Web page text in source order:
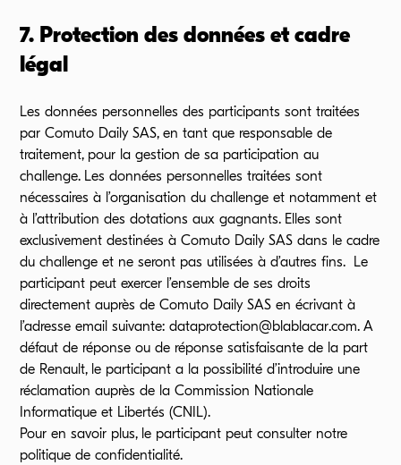
7. Protection des données et cadre
légal
Les données personnelles des participants sont traitées
par Comuto Daily SAS, en tant que responsable de
traitement, pour la gestion de sa participation au
challenge. Les données personnelles traitées sont
nécessaires à l’organisation du challenge et notamment et
à l’attribution des dotations aux gagnants. Elles sont
exclusivement destinées à Comuto Daily SAS dans le cadre
du challenge et ne seront pas utilisées à d’autres fins. Le
participant peut exercer l’ensemble de ses droits
directement auprès de Comuto Daily SAS en écrivant à
l’adresse email suivante: dataprotection@blablacar.com. A
défaut de réponse ou de réponse satisfaisante de la part
de Renault, le participant a la possibilité d’introduire une
réclamation auprès de la Commission Nationale
Informatique et Libertés (CNIL).
Pour en savoir plus, le participant peut consulter notre
politique de confidentialité.